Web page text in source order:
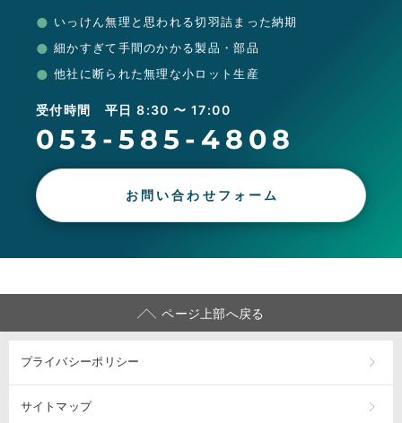
いっけん無理と思われる切羽詰まった納期
細かすぎて手間のかかる製品・部品
他社に断られた無理な小ロット生産
受付時間 平日 8:30 〜 17:00
053-585-4808
お問い合わせフォーム
ページ上部へ戻る
プライバシーポリシー
サイトマップ